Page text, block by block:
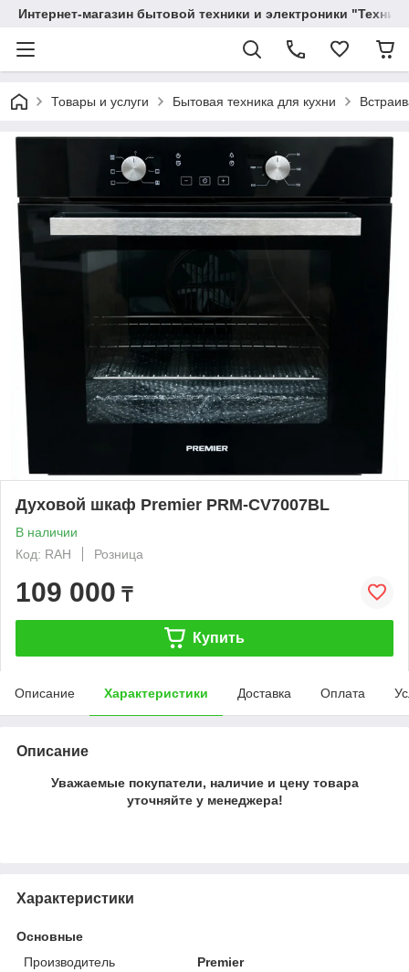
Интернет-магазин бытовой техники и электроники
Товары и услуги Бытовая техника для кухни
Духовой шкаф Premier PRM-CV7007BL
В наличии
Код: RAH
Розница
109 000 ₸
Купить
Описание Характеристики Доставка Оплата
Описание
Уважаемые покупатели, наличие и цену товара
уточняйте у менеджера!
Характеристики
Основные
Производитель
Premier